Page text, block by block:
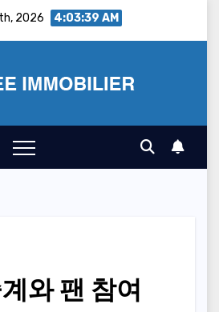
2026 4:03:40 AM
와 팬 참여